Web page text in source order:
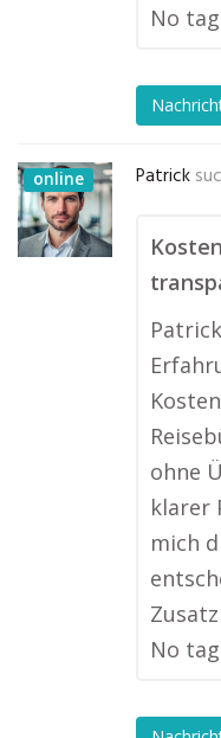
No
online Patrick
ohne
klarer
mich
No